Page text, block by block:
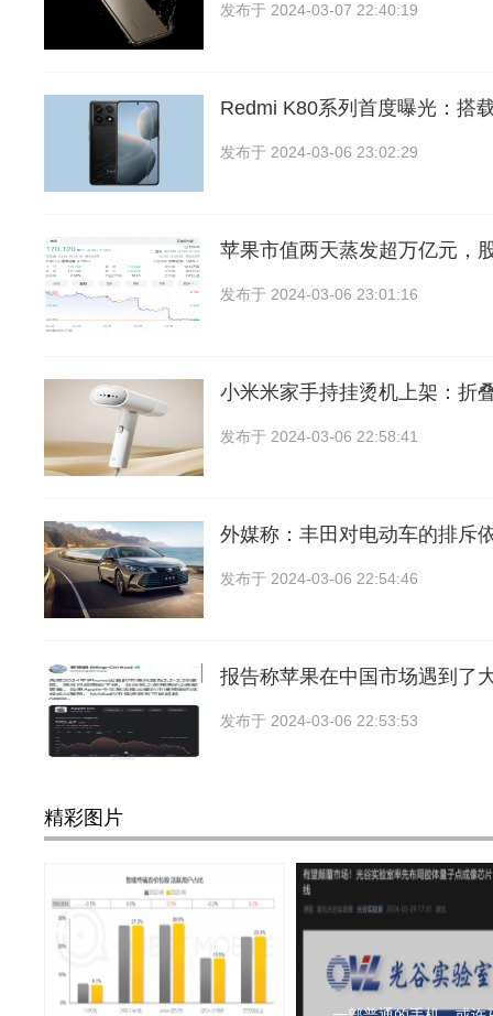
发布于 2024-03-07 22:40:19
Redmi K80系列首度曝光：搭
发布于 2024-03-06 23:02:29
苹果市值两天蒸发超万亿元，
发布于 2024-03-06 23:01:16
小米米家手持挂烫机上架：折
发布于 2024-03-06 22:58:41
外媒称：丰田对电动车的排斥
发布于 2024-03-06 22:54:46
报告称苹果在中国市场遇到了
发布于 2024-03-06 22:53:53
精彩图片